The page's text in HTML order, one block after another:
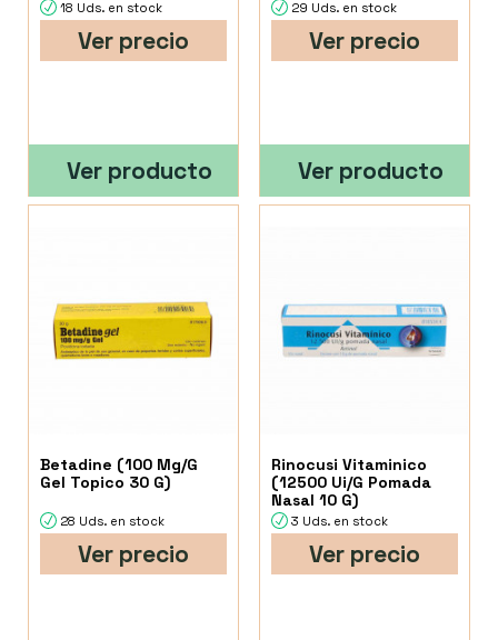
18 Uds. en stock
Ver precio
Ver producto
29 Uds. en stock
Ver precio
Ver producto
Betadine (100 Mg/G
Gel Topico 30 G)
28 Uds. en stock
Ver precio
Rinocusi Vitaminico
(12500 Ui/G Pomada
Nasal 10 G)
3 Uds. en stock
Ver precio